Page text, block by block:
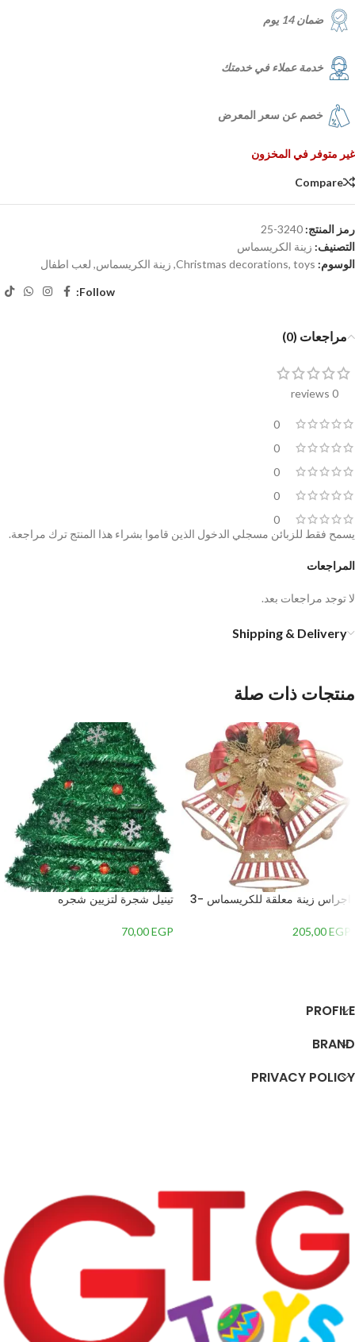
ضمان 14 يوم
خدمة عملاء في خدمتك
خصم عن سعر المعرض
غير متوفر في المخزون
Compare
رمز المنتج: 3240-25
التصنيف: زينة الكريسماس
الوسوم:
Christmas decorations, toys
, زينة الكريسماس, لعب اطفال
Follow:
مراجعات (0)
0 reviews
0
0
0
0
0
المراجعات
لا توجد مراجعات بعد.
يسمح فقط للزبائن مسجلي الدخول الذين قاموا بشراء هذا المنتج ترك مراجعة.
Shipping & Delivery
منتجات ذات صلة
اجراس زينة معلقة للكريسماس -3
205,00EGP
تينيل شجرة لتزيين شجره
70,00EGP
PROFILE
BRAND
PRIVACY POLICY